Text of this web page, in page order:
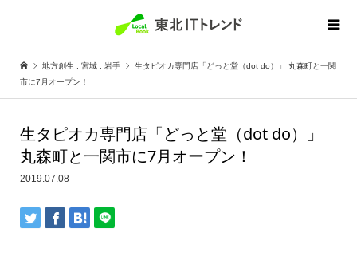
地方創生 宮城 岩手
生タピオカ専門店「どっと堂（dot do）」 丸森町と一関
市に7月オープン！
生タピオカ専門店「どっと堂（dot do）」
丸森町と一関市に7月オープン！
2019.07.08